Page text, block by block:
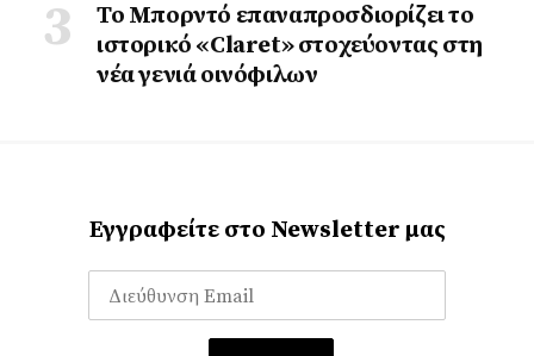
Το Μπορντό επαναπροσδιορίζει το
ιστορικό «Claret» στοχεύοντας στη
νέα γενιά οινόφιλων
Εγγραφείτε στο Newsletter μας